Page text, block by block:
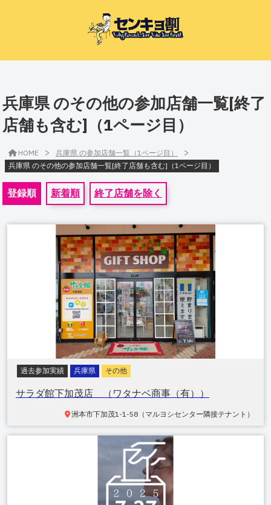
兵庫県 のその他の参加店舗一覧[終了
店舗も含む]（1ページ目）
HOME > 兵庫県 の参加店舗一覧（1ページ目） >
兵庫県 のその他の参加店舗一覧[終了店舗も含む]（1ページ目）
登録順 新着順 終了店舗を除く
過去参加実績 兵庫県 その他
サラダ館下加茂店 （ワタナベ商事（有））
洲本市下加茂1-1-58（マルヨシセンター隣接テナント）